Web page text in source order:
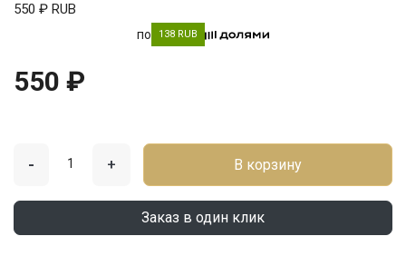
550 ₽ RUB
по 138 RUB
550 ₽
- + В корзину
Заказ в один клик